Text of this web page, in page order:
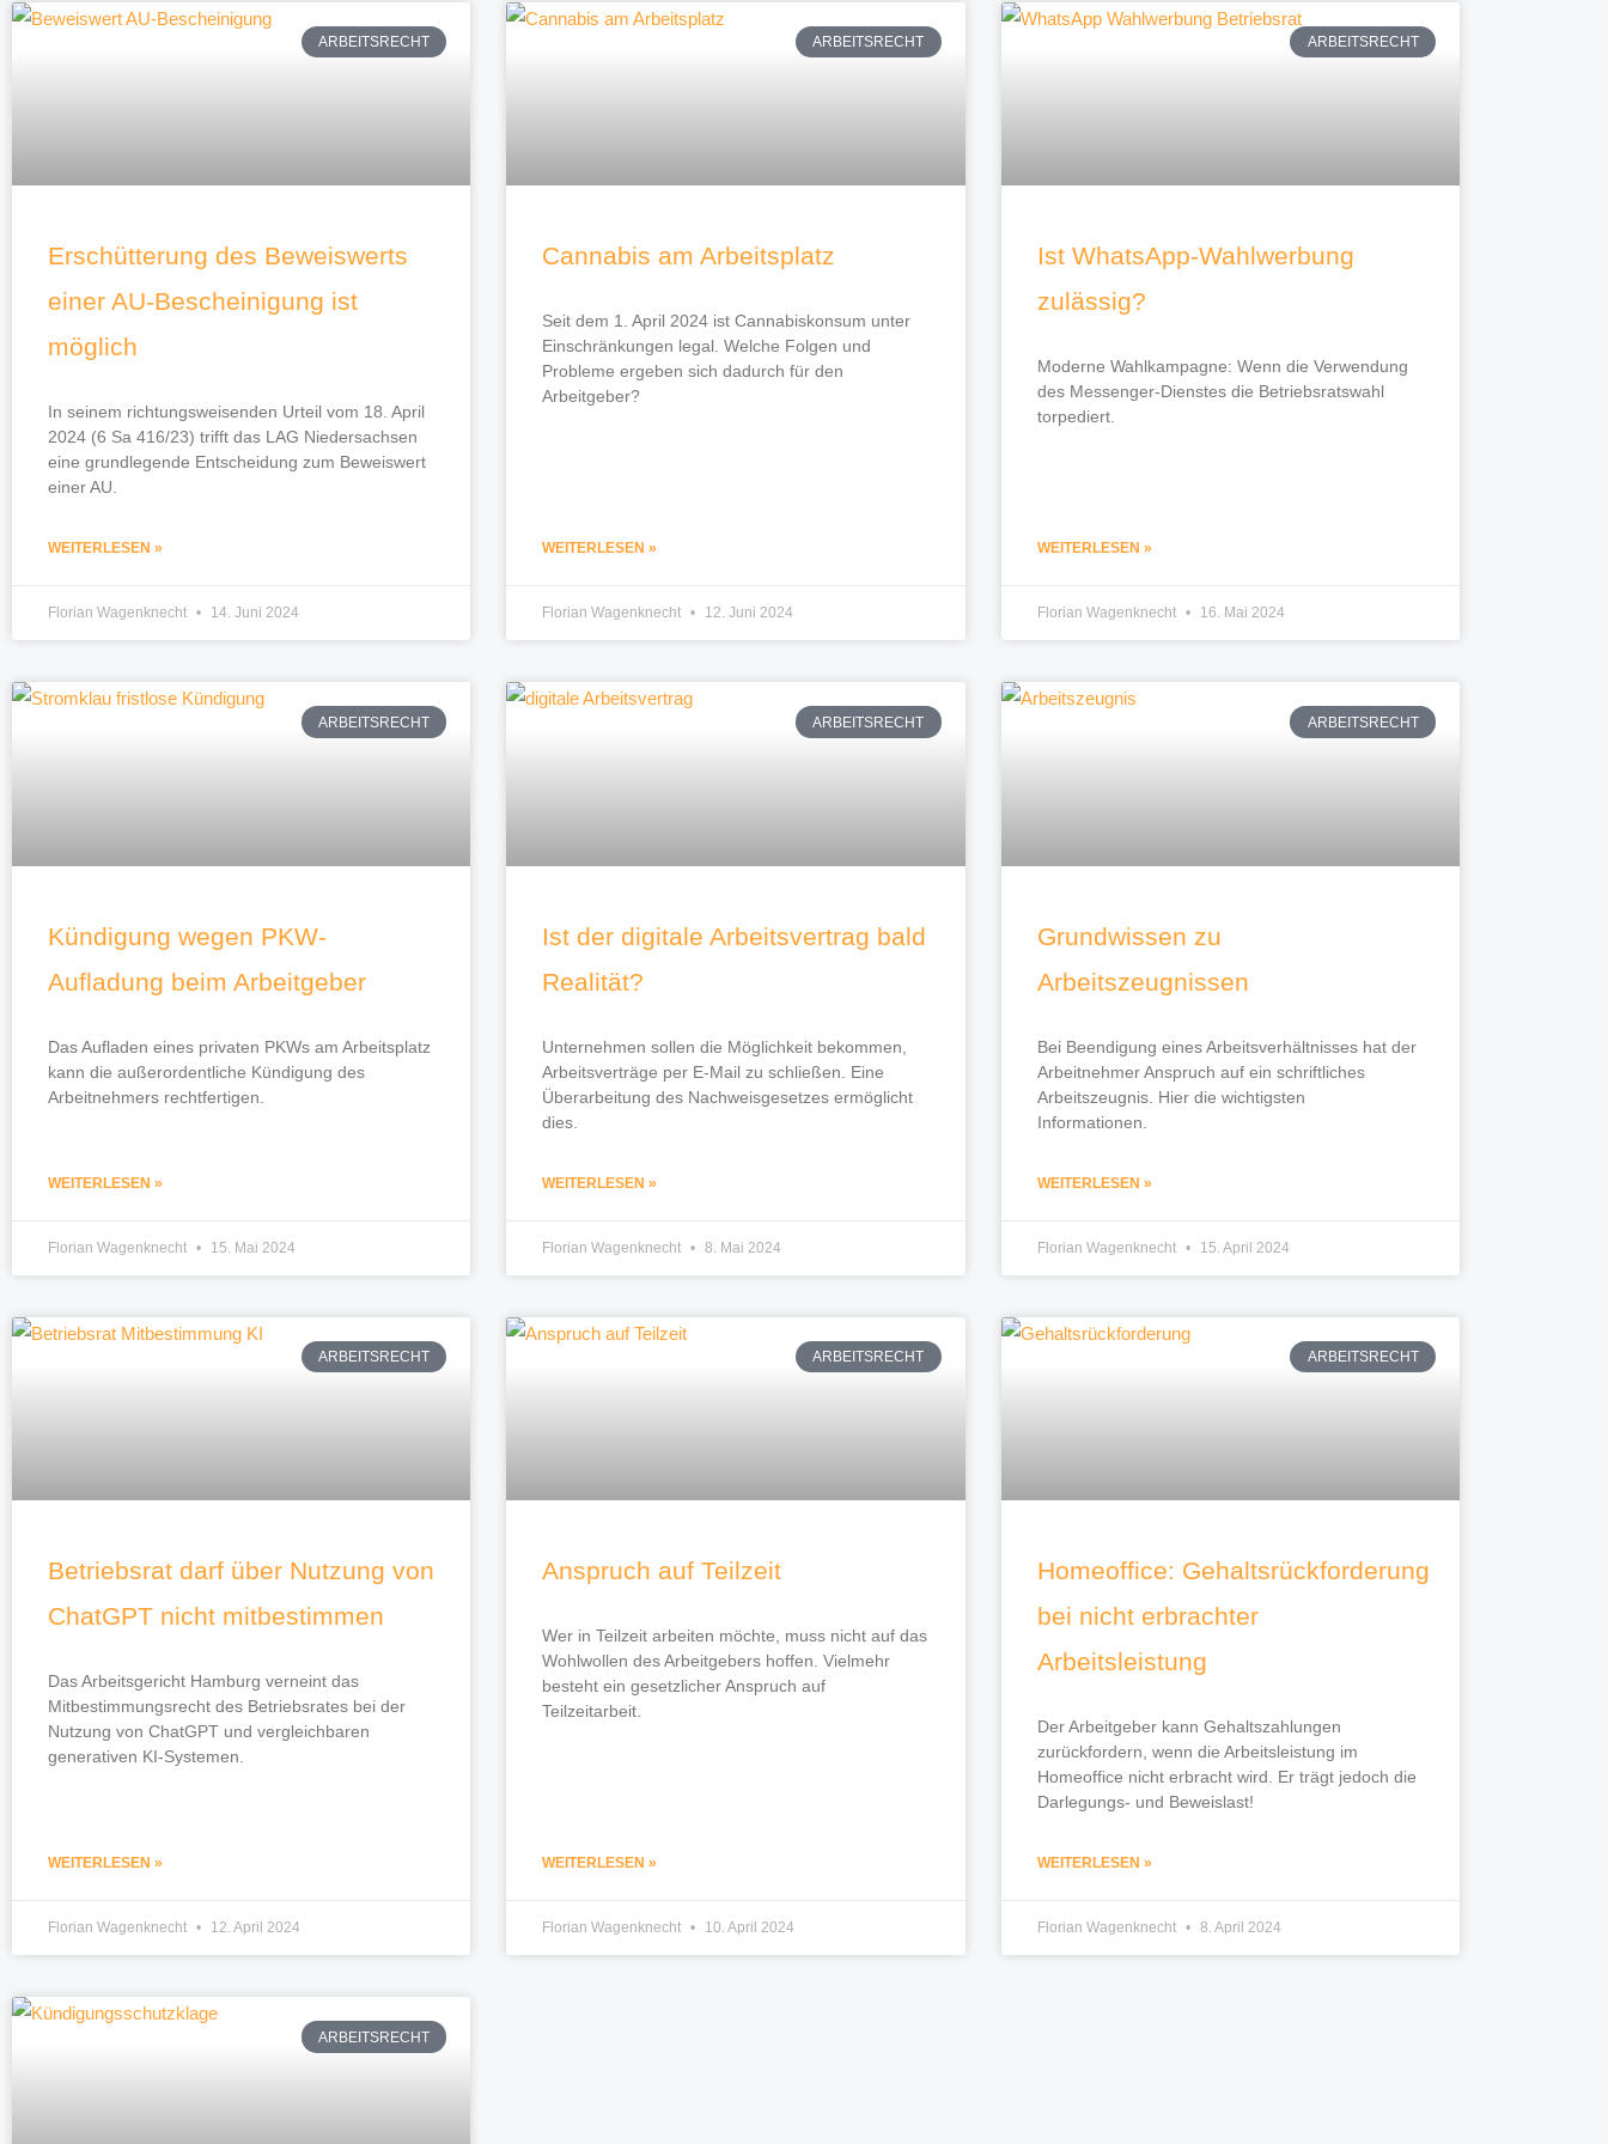
ARBEITSRECHT
Erschütterung des Beweiswerts
einer AU-Bescheinigung ist
möglich
In seinem richtungsweisenden Urteil vom 18. April
2024 (6 Sa 416/23) trifft das LAG Niedersachsen
eine grundlegende Entscheidung zum Beweiswert
einer AU.
WEITERLESEN »
Florian Wagenknecht 14. Juni 2024
ARBEITSRECHT
Cannabis am Arbeitsplatz
Seit dem 1. April 2024 ist Cannabiskonsum unter
Einschränkungen legal. Welche Folgen und
Probleme ergeben sich dadurch für den
Arbeitgeber?
WEITERLESEN »
Florian Wagenknecht 12. Juni 2024
ARBEITSRECHT
Ist WhatsApp-Wahlwerbung
zulässig?
Moderne Wahlkampagne: Wenn die Verwendung
des Messenger-Dienstes die Betriebsratswahl
torpediert.
WEITERLESEN »
Florian Wagenknecht 16. Mai 2024
ARBEITSRECHT
Kündigung wegen PKW-
Aufladung beim Arbeitgeber
Das Aufladen eines privaten PKWs am Arbeitsplatz
kann die außerordentliche Kündigung des
Arbeitnehmers rechtfertigen.
WEITERLESEN »
Florian Wagenknecht 15. Mai 2024
ARBEITSRECHT
Ist der digitale Arbeitsvertrag bald
Realität?
Unternehmen sollen die Möglichkeit bekommen,
Arbeitsverträge per E-Mail zu schließen. Eine
Überarbeitung des Nachweisgesetzes ermöglicht
dies.
WEITERLESEN »
Florian Wagenknecht 8. Mai 2024
ARBEITSRECHT
Grundwissen zu
Arbeitszeugnissen
Bei Beendigung eines Arbeitsverhältnisses hat der
Arbeitnehmer Anspruch auf ein schriftliches
Arbeitszeugnis. Hier die wichtigsten
Informationen.
WEITERLESEN »
Florian Wagenknecht 15. April 2024
ARBEITSRECHT
Betriebsrat darf über Nutzung von
ChatGPT nicht mitbestimmen
Das Arbeitsgericht Hamburg verneint das
Mitbestimmungsrecht des Betriebsrates bei der
Nutzung von ChatGPT und vergleichbaren
generativen KI-Systemen.
WEITERLESEN »
Florian Wagenknecht 12. April 2024
ARBEITSRECHT
Anspruch auf Teilzeit
Wer in Teilzeit arbeiten möchte, muss nicht auf das
Wohlwollen des Arbeitgebers hoffen. Vielmehr
besteht ein gesetzlicher Anspruch auf
Teilzeitarbeit.
WEITERLESEN »
Florian Wagenknecht 10. April 2024
ARBEITSRECHT
Homeoffice: Gehaltsrückforderung
bei nicht erbrachter
Arbeitsleistung
Der Arbeitgeber kann Gehaltszahlungen
zurückfordern, wenn die Arbeitsleistung im
Homeoffice nicht erbracht wird. Er trägt jedoch die
Darlegungs- und Beweislast!
WEITERLESEN »
Florian Wagenknecht 8. April 2024
ARBEITSRECHT